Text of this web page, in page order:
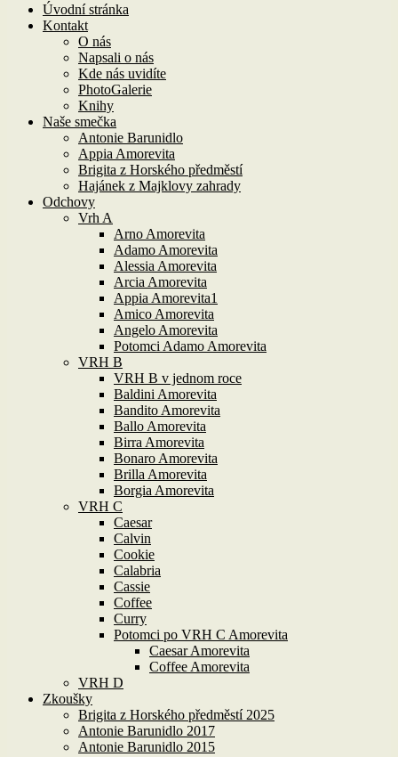
Úvodní stránka
Kontakt
O nás
Napsali o nás
Kde nás uvidíte
PhotoGalerie
Knihy
Naše smečka
Antonie Barunidlo
Appia Amorevita
Brigita z Horského předměstí
Hajánek z Majklovy zahrady
Odchovy
Vrh A
Arno Amorevita
Adamo Amorevita
Alessia Amorevita
Arcia Amorevita
Appia Amorevita1
Amico Amorevita
Angelo Amorevita
Potomci Adamo Amorevita
VRH B
VRH B v jednom roce
Baldini Amorevita
Bandito Amorevita
Ballo Amorevita
Birra Amorevita
Bonaro Amorevita
Brilla Amorevita
Borgia Amorevita
VRH C
Caesar
Calvin
Cookie
Calabria
Cassie
Coffee
Curry
Potomci po VRH C Amorevita
Caesar Amorevita
Coffee Amorevita
VRH D
Zkoušky
Brigita z Horského předměstí 2025
Antonie Barunidlo 2017
Antonie Barunidlo 2015